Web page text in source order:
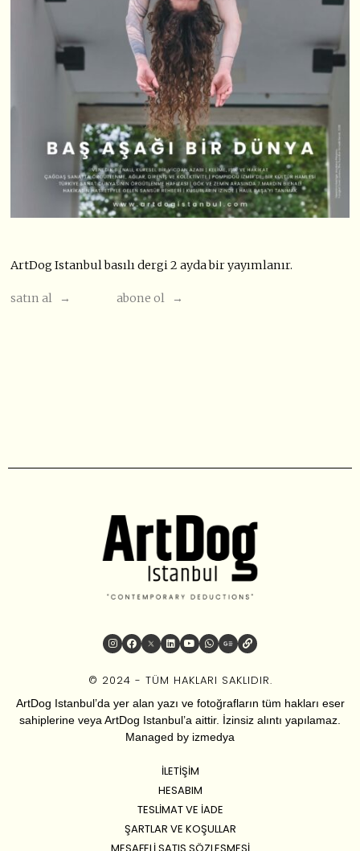
ArtDog Istanbul basılı dergi 2 ayda bir yayımlanır.
satın al → abone ol →
© 2024 - TÜM HAKLARI SAKLIDIR.
ArtDog Istanbul’da yer alan yazı ve fotoğrafların tüm hakları eser
sahiplerine veya ArtDog Istanbul’a aittir. İzinsiz alıntı yapılamaz.
Managed by izmedya
İLETIŞIM
HESABIM
TESLIMAT VE İADE
ŞARTLAR VE KOŞULLAR